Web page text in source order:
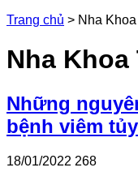
Trang chủ > Nha
Nha Khoa
Những
bệnh viêm
18/01/2022 268